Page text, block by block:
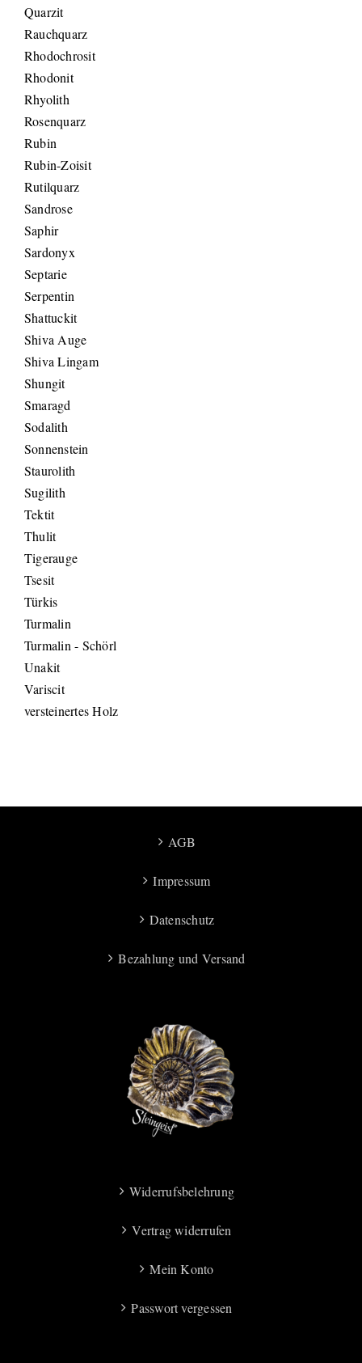
Quarzit
Rauchquarz
Rhodochrosit
Rhodonit
Rhyolith
Rosenquarz
Rubin
Rubin-Zoisit
Rutilquarz
Sandrose
Saphir
Sardonyx
Septarie
Serpentin
Shattuckit
Shiva Auge
Shiva Lingam
Shungit
Smaragd
Sodalith
Sonnenstein
Staurolith
Sugilith
Tektit
Thulit
Tigerauge
Tsesit
Türkis
Turmalin
Turmalin - Schörl
Unakit
Variscit
versteinertes Holz
AGB
Impressum
Datenschutz
Bezahlung und Versand
Widerrufsbelehrung
Vertrag widerrufen
Mein Konto
Passwort vergessen